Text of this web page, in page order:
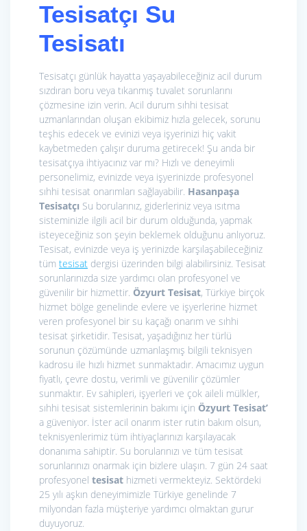
Tesisatçı Su
Tesisatı
Tesisatçı günlük hayatta yaşayabileceğiniz acil durum
sızdıran boru veya tıkanmış tuvalet sorunlarını
çözmesine izin verin. Acil durum sıhhi tesisat
uzmanlarından oluşan ekibimiz hızla gelecek, sorunu
teşhis edecek ve evinizi veya işyerinizi hiç vakit
kaybetmeden çalışır duruma getirecek! Şu anda bir
tesisatçıya ihtiyacınız var mı? Hızlı ve deneyimli
personelimiz, evinizde veya işyerinizde profesyonel
sıhhi tesisat onarımları sağlayabilir. Hasanpaşa
Tesisatçı Su borularınız, giderleriniz veya ısıtma
sisteminizle ilgili acil bir durum olduğunda, yapmak
isteyeceğiniz son şeyin beklemek olduğunu anlıyoruz.
Tesisat, evinizde veya iş yerinizde karşılaşabileceğiniz
tüm tesisat dergisi üzerinden bilgi alabilirsiniz. Tesisat
sorunlarınızda size yardımcı olan profesyonel ve
güvenilir bir hizmettir. Özyurt Tesisat, Türkiye birçok
hizmet bölge genelinde evlere ve işyerlerine hizmet
veren profesyonel bir su kaçağı onarım ve sıhhi
tesisat şirketidir. Tesisat, yaşadığınız her türlü
sorunun çözümünde uzmanlaşmış bilgili teknisyen
kadrosu ile hızlı hizmet sunmaktadır. Amacımız uygun
fiyatlı, çevre dostu, verimli ve güvenilir çözümler
sunmaktır. Ev sahipleri, işyerleri ve çok aileli mülkler,
sıhhi tesisat sistemlerinin bakımı için Özyurt Tesisat’
a güveniyor. İster acil onarım ister rutin bakım olsun,
teknisyenlerimiz tüm ihtiyaçlarınızı karşılayacak
donanıma sahiptir. Su borularınızı ve tüm tesisat
sorunlarınızı onarmak için bizlere ulaşın. 7 gün 24 saat
profesyonel tesisat hizmeti vermekteyiz. Sektördeki
25 yılı aşkın deneyimimizle Türkiye genelinde 7
milyondan fazla müşteriye yardımcı olmaktan gurur
duyuyoruz.